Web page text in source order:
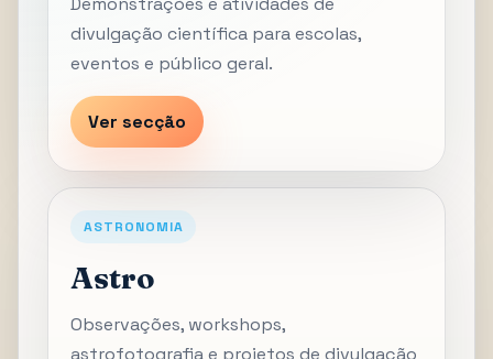
divulgação científica para escolas,
eventos e público geral.
Ver secção
ASTRONOMIA
Astro
Observações, workshops,